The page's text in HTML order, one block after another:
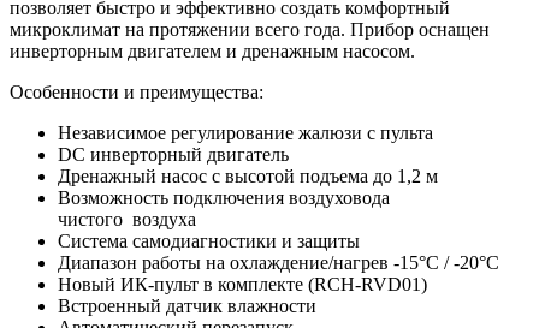
позволяет быстро и эффективно создать комфортный
микроклимат на протяжении всего года. Прибор оснащен
инверторным двигателем и дренажным насосом.
Особенности и преимущества:
Независимое регулирование жалюзи с пульта
DC инверторный двигатель
Дренажный насос с высотой подъема до 1,2 м
Возможность подключения воздуховода
чистого воздуха
Система самодиагностики и защиты
Диапазон работы на охлаждение/нагрев -15°С / -20°С
Новый ИК-пульт в комплекте (RCH-RVD01)
Встроенный датчик влажности